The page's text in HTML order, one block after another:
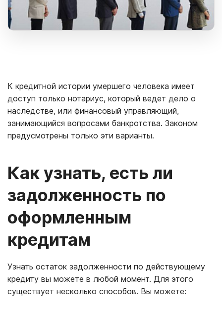
К кредитной истории умершего человека имеет
доступ только нотариус, который ведет дело о
наследстве, или финансовый управляющий,
занимающийся вопросами банкротства. Законом
предусмотрены только эти варианты.
Как узнать, есть ли
задолженность по
оформленным
кредитам
Узнать остаток задолженности по действующему
кредиту вы можете в любой момент. Для этого
существует несколько способов. Вы можете: